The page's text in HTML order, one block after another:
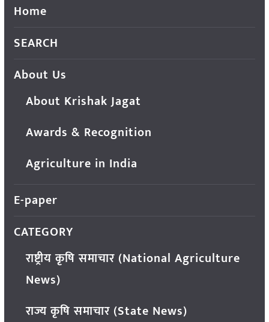
Home
SEARCH
About Us
About Krishak Jagat
Awards & Recognition
Agriculture in India
E-paper
CATEGORY
राष्ट्रीय कृषि समाचार (National Agriculture
News)
राज्य कृषि समाचार (State News)